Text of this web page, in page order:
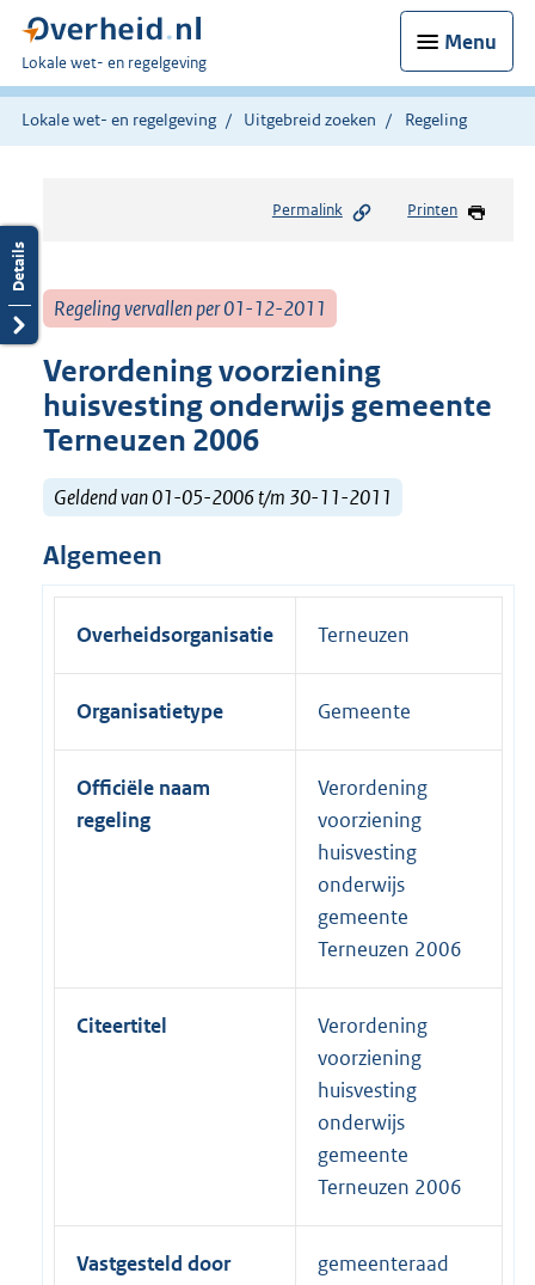
Menu
U
bent
hier:
Lokale wet- en regelgeving
Lokale wet- en regelgeving Uitgebreid zoeken Regeling
Permalink Printen
Regeling vervallen per 01-12-2011
Verordening voorziening
huisvesting onderwijs gemeente
Terneuzen 2006
Geldend van 01-05-2006 t/m 30-11-2011
Algemeen
Overheidsorganisatie Terneuzen
Organisatietype Gemeente
Officiële naam
regeling
Verordening
voorziening
huisvesting
onderwijs
gemeente
Terneuzen 2006
Citeertitel
Verordening
voorziening
huisvesting
onderwijs
gemeente
Terneuzen 2006
Vastgesteld door gemeenteraad